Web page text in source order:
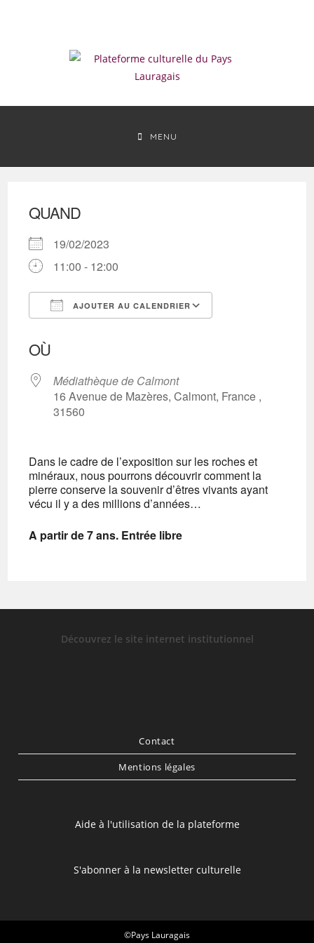
MENU
QUAND
19/02/2023
11:00 - 12:00
AJOUTER AU CALENDRIER
OÙ
Médiathèque de Calmont
16 Avenue de Mazères, Calmont, France ,
31560
Dans le cadre de l’exposition sur les roches et
minéraux, nous pourrons découvrir comment la
pierre conserve la souvenir d’êtres vivants ayant
vécu il y a des millions d’années…
A partir de 7 ans. Entrée libre
Découvrez le site internet institutionnel
Contact
Mentions légales
Aide à l'utilisation de la plateforme
S'abonner à la newsletter culturelle
©Pays Lauragais